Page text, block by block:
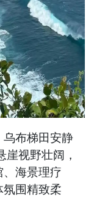
布梯田安静
视野壮阔，
海景理疗
围精致柔